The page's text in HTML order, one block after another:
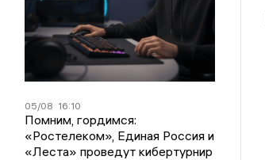
05/08 16:10
Помним, гордимся:
«Ростелеком», Единая Россия и
«Леста» проведут кибертурнир